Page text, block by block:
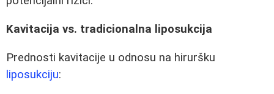
Kavitacija vs. tradicionalna liposukcija
Prednosti kavitacije u odnosu na hiruršku
liposukciju: